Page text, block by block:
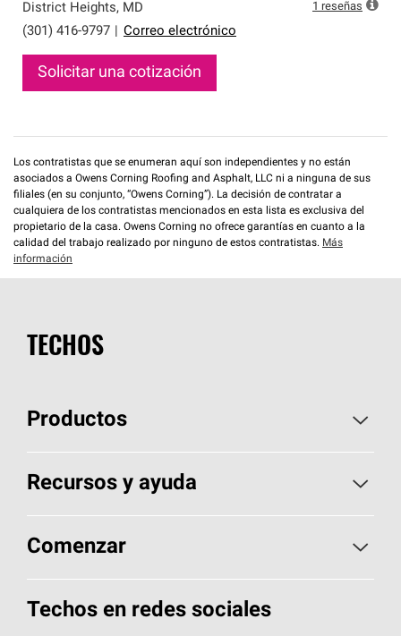
District Heights, MD
(301) 416-9797
Correo electrónico
Solicitar una cotización
1 reseñas
Los contratistas que se enumeran aquí son independientes y no están
asociados a Owens Corning Roofing and Asphalt, LLC ni a ninguna de sus
filiales (en su conjunto, “Owens Corning”). La decisión de contratar a
cualquiera de los contratistas mencionados en esta lista es exclusiva del
propietario de la casa. Owens Corning no ofrece garantías en cuanto a la
calidad del trabajo realizado por ninguno de estos contratistas. Más
información
TECHOS
Productos
Elija sus tejas
Encuentre un contratista
Componentes para techos
Recursos y ayuda
Aspectos básicos sobre techos
Herramientas de diseño y color
Comenzar
Llame al 1-800-GET-PINK®
Techos en redes sociales